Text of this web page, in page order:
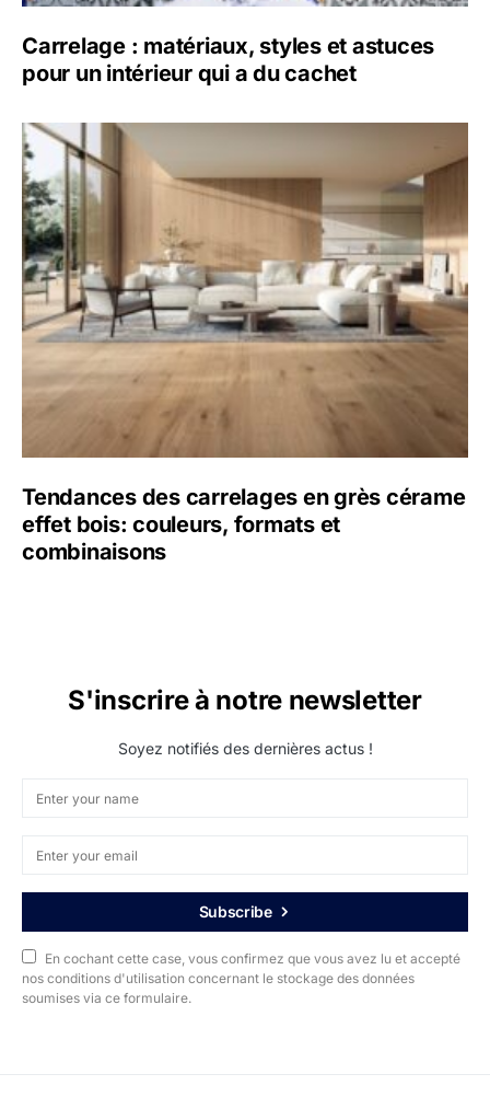
Carrelage : matériaux, styles et astuces
pour un intérieur qui a du cachet
Tendances des carrelages en grès cérame
effet bois: couleurs, formats et
combinaisons
S'inscrire à notre newsletter
Soyez notifiés des dernières actus !
Subscribe
En cochant cette case, vous confirmez que vous avez lu et accepté
nos conditions d'utilisation concernant le stockage des données
soumises via ce formulaire.